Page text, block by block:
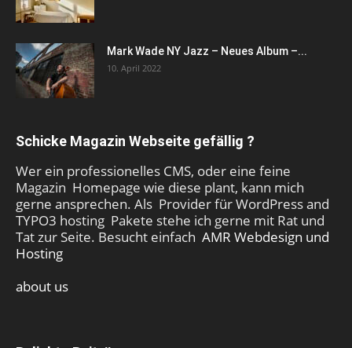
Mark Wade NY Jazz – Neues Album –...
10. April 2022
Schicke Magazin Webseite gefällig ?
Wer ein professionelles CMS, oder eine feine
Magazin Homepage wie diese plant, kann mich
gerne ansprechen. Als Provider für WordPress and
TYPO3 hosting Pakete stehe ich gerne mit Rat und
Tat zur Seite. Besucht einfach AMR Webdesign und
Hosting
about us